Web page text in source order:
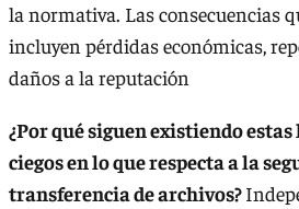
la normativa. Las consecuencias
incluyen pérdidas económicas,
daños a la reputación
¿Por qué siguen existiendo
ciegos en lo que respecta a la
transferencia de archivos?